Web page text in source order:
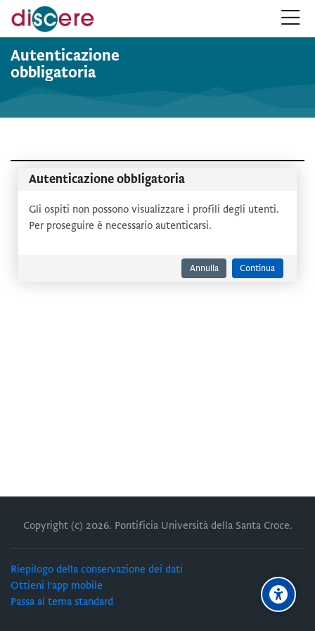
Salta alla navigazione
Salta al form login
Vai al contenuto principale
Salta alle opzioni accessibilità
Salta al footer
Salta opzioni accessibilità
Autenticazione
obbligatoria
Autenticazione obbligatoria
Gli ospiti non possono visualizzare i profili degli utenti.
Per proseguire è necessario autenticarsi.
Annulla Continua
Copyright (c) 2026. Pontificia Università della Santa Croce.
Riepilogo della conservazione dei dati
Ottieni l'app mobile
Passa al tema standard